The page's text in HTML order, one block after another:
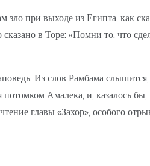
при выходе из Египта, как
в Торе: «Помни то, что
Из слов Рамбама
Амалека, и, казалось
главы «Захор», особого